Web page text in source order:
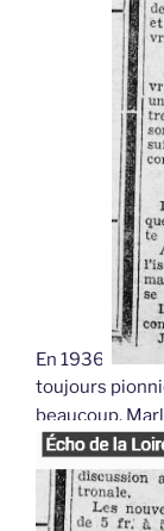
En 1936,
toujours
beaucoup.